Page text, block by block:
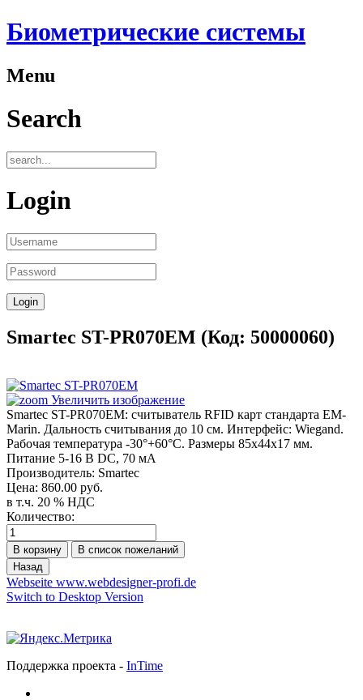
Биометрические системы
Menu
Search
Login
Smartec ST-PR070EM (Код: 50000060)
Увеличить изображение
Smartec ST-PR070EM: считыватель RFID карт стандарта EM-
Marin. Дальность считывания до 10 см. Интерфейс: Wiegand.
Рабочая температура -30°+60°С. Размеры 85х44х17 мм.
Питание 5-16 В DC, 70 мA
Производитель: Smartec
Цена: 860.00 руб.
в т.ч. 20 % НДС
Количество:
Webseite www.webdesigner-profi.de
Switch to Desktop Version
Поддержка проекта - InTime